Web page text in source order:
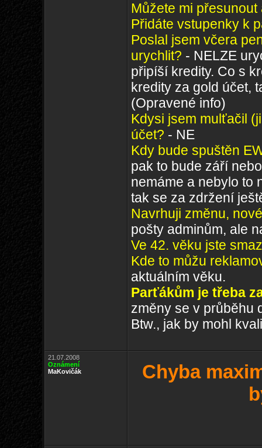
Můžete mi
Přidáte vstupenky k
Poslal jsem včera
urychlit? - NELZE
připíší kredity. Co s
kredity za gold účet,
(Opravené info)
Kdysi jsem mulťačil
účet? - NE
Kdy bude spuštěn
pak to bude září
nemáme a nebylo to
tak se za zdržení
Navrhuji změnu,
pošty adminům, ale
Ve 42. věku jste
Kde to můžu
aktuálním věku.
Parťákům je třeba
změny se v průběhu
Btw., jak by mohl
21.07.2008
Oznámení
MaKovičák
Chyba